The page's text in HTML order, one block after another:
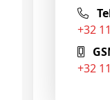
+32
+32